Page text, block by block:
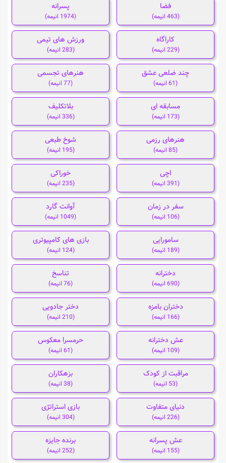
فضا
(463 انیمه)
پسرانه
(1974 انیمه)
کاراگاه
(229 انیمه)
ورزش های تیمی
(283 انیمه)
چند ضلعی عشق
(61 انیمه)
هنرهای تجسمی
(77 انیمه)
مسابقه ای
(173 انیمه)
بلاتکلیف
(336 انیمه)
هنرهای رزمی
(85 انیمه)
شوخ طبعی
(195 انیمه)
اچی
(391 انیمه)
خوراکی
(235 انیمه)
سفر در زمان
(106 انیمه)
آوانت گارد
(1049 انیمه)
سامورایی
(189 انیمه)
بازی های کامپیوتری
(124 انیمه)
دخترانه
(690 انیمه)
تناسخ
(76 انیمه)
دختران بامزه
(166 انیمه)
دختر جادویی
(210 انیمه)
عش دخترانه
(109 انیمه)
حرمسرا معکوس
(61 انیمه)
مراقبت از کودک
(53 انیمه)
بزهکاران
(38 انیمه)
دنیای متفاوت
(226 انیمه)
بازی استراتژی
(304 انیمه)
عش پسرانه
(155 انیمه)
برنده جایزه
(252 انیمه)